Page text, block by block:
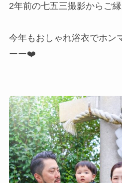
2年前の七五三撮影からご
今年もおしゃれ浴衣でホン
ーー❤️